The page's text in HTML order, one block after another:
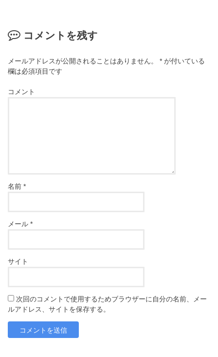
コメントを残す
メールアドレスが公開されることはありません。 * が付いている
欄は必須項目です
コメント
名前*
メール*
サイト
次回のコメントで使用するためブラウザーに自分の名前、メー
ルアドレス、サイトを保存する。